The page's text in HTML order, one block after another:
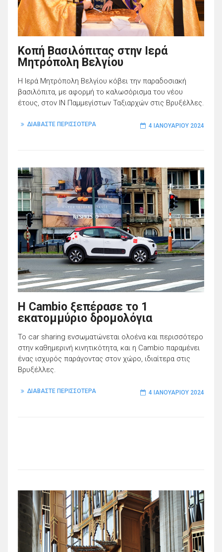
Κοπή Βασιλόπιτας στην Ιερά
Μητρόπολη Βελγίου
Η Ιερά Μητρόπολη Βελγίου κόβει την παραδοσιακή
βασιλόπιτα, με αφορμή το καλωσόρισμα του νέου
έτους, στον ΙΝ Παμμεγίστων Ταξιαρχών στις Βρυξέλλες.
ΔΙΑΒΑΣΤΕ ΠΕΡΙΣΣΟΤΕΡΑ 4 ΙΑΝΟΥΑΡΊΟΥ 2024
H Cambio ξεπέρασε το 1
εκατομμύριο δρομολόγια
Το car sharing ενσωματώνεται ολοένα και περισσότερο
στην καθημερινή κινητικότητα, και η Cambio παραμένει
ένας ισχυρός παράγοντας στον χώρο, ιδιαίτερα στις
Βρυξέλλες.
ΔΙΑΒΑΣΤΕ ΠΕΡΙΣΣΟΤΕΡΑ 4 ΙΑΝΟΥΑΡΊΟΥ 2024